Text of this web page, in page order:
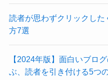
読者が思わずクリックした
方7選
【2024年版】面白いブロ
ぶ、読者を引き付ける5つ